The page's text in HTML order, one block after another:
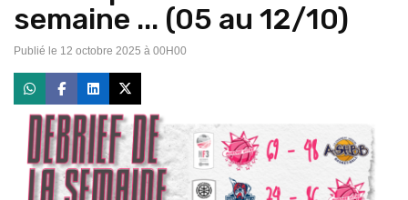
semaine ... (05 au 12/10)
Publié le 12 octobre 2025 à 00H00